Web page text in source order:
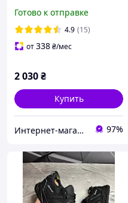
Готово к отправке
4.9 (15)
от338₴/мес
2 030₴
Купить
Интернет-магазин «Step Master» 97%